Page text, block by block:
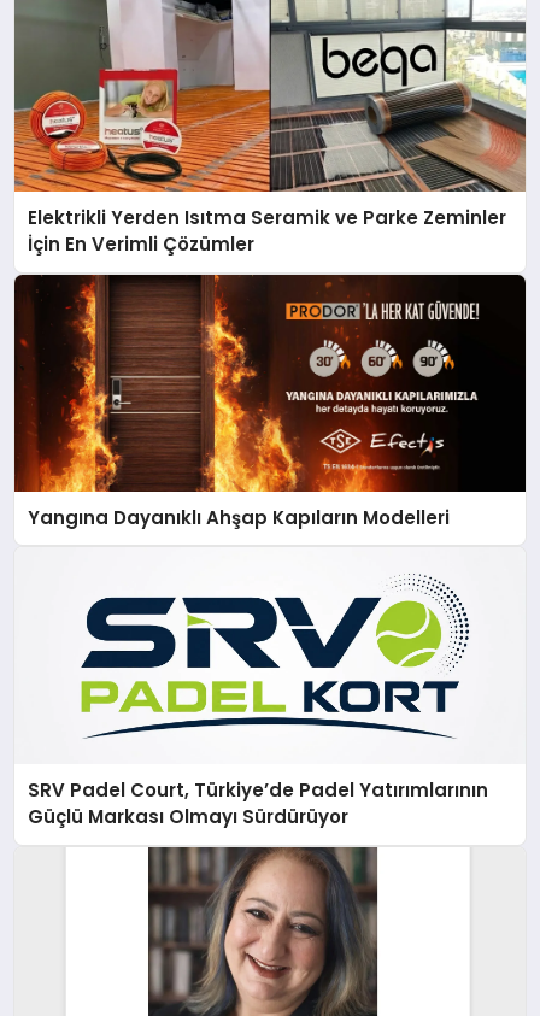
Elektrikli Yerden Isıtma Seramik ve Parke Zeminler
İçin En Verimli Çözümler
Yangına Dayanıklı Ahşap Kapıların Modelleri
SRV Padel Court, Türkiye’de Padel Yatırımlarının
Güçlü Markası Olmayı Sürdürüyor